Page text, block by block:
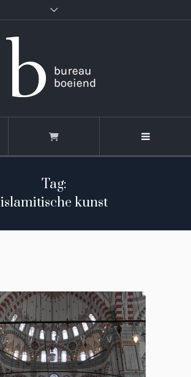
Tag:
islamitische kunst